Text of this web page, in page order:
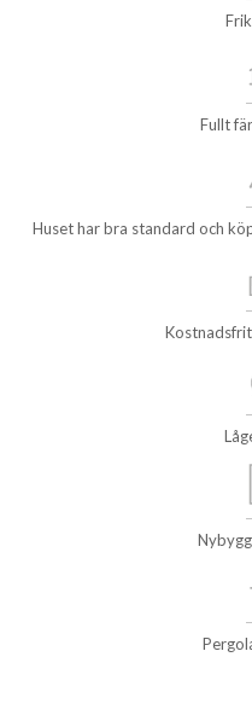
Fullt
Huset har bra standard och